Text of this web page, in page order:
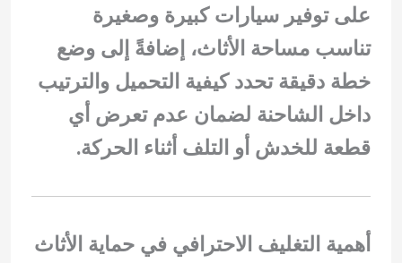
على توفير سيارات كبيرة وصغيرة
تناسب مساحة الأثاث، إضافةً إلى وضع
خطة دقيقة تحدد كيفية التحميل والترتيب
داخل الشاحنة لضمان عدم تعرض أي
قطعة للخدش أو التلف أثناء الحركة.
أهمية التغليف الاحترافي في حماية الأثاث